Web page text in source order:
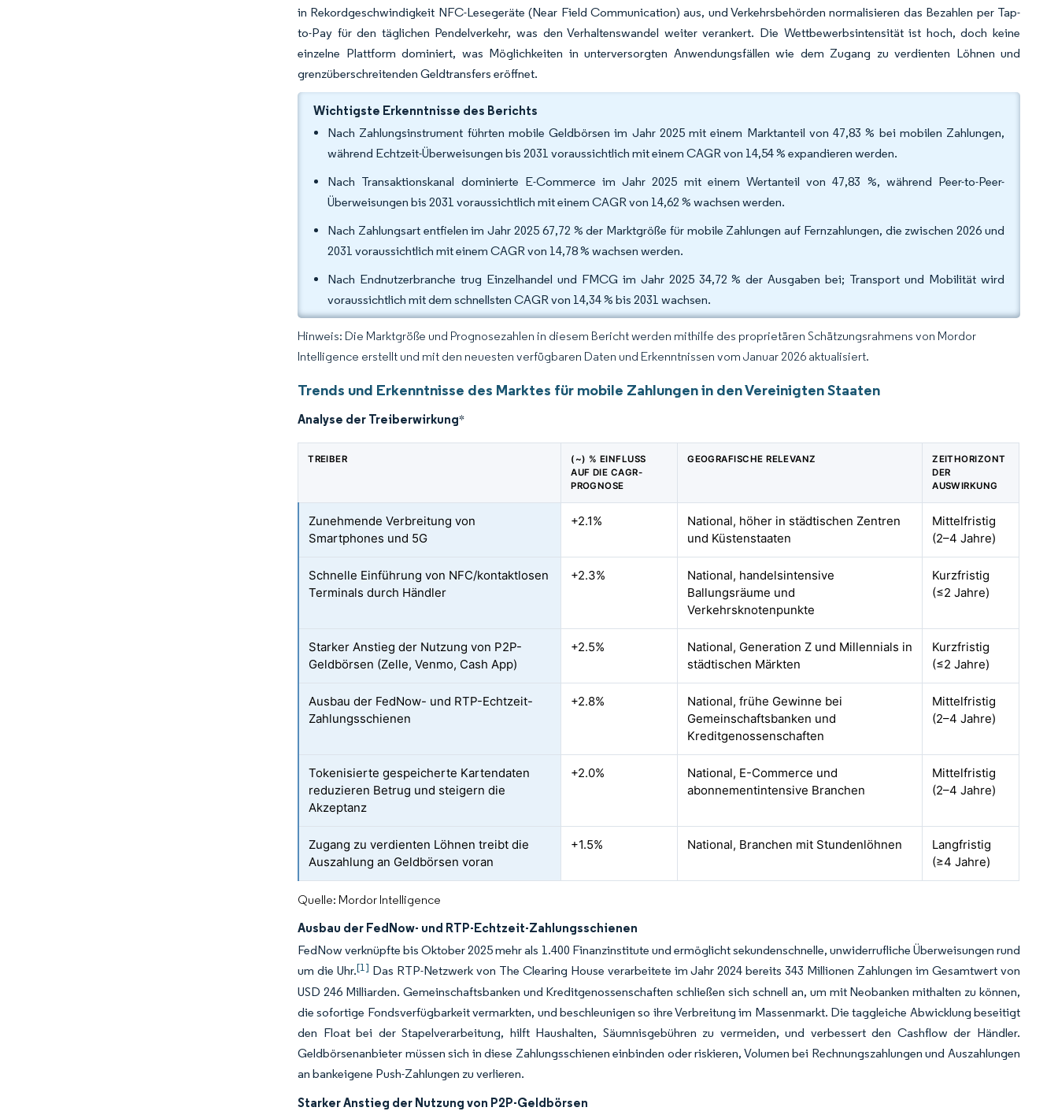
in Rekordgeschwindigkeit NFC-Lesegeräte (Near Field Communication) aus, und Verkehrsbehörden normalisieren das Bezahlen per Tap-
to-Pay für den täglichen Pendelverkehr, was den Verhaltenswandel weiter verankert. Die Wettbewerbsintensität ist hoch, doch keine
einzelne Plattform dominiert, was Möglichkeiten in unterversorgten Anwendungsfällen wie dem Zugang zu verdienten Löhnen und
grenzüberschreitenden Geldtransfers eröffnet.
Wichtigste Erkenntnisse des Berichts
Nach Zahlungsinstrument führten mobile Geldbörsen im Jahr 2025 mit einem Marktanteil von 47,83 % bei mobilen Zahlungen,
während Echtzeit-Überweisungen bis 2031 voraussichtlich mit einem CAGR von 14,54 % expandieren werden.
Nach Transaktionskanal dominierte E-Commerce im Jahr 2025 mit einem Wertanteil von 47,83 %, während Peer-to-Peer-
Überweisungen bis 2031 voraussichtlich mit einem CAGR von 14,62 % wachsen werden.
Nach Zahlungsart entfielen im Jahr 2025 67,72 % der Marktgröße für mobile Zahlungen auf Fernzahlungen, die zwischen 2026 und
2031 voraussichtlich mit einem CAGR von 14,78 % wachsen werden.
Nach Endnutzerbranche trug Einzelhandel und FMCG im Jahr 2025 34,72 % der Ausgaben bei; Transport und Mobilität wird
voraussichtlich mit dem schnellsten CAGR von 14,34 % bis 2031 wachsen.
Hinweis: Die Marktgröße und Prognosezahlen in diesem Bericht werden mithilfe des proprietären Schätzungsrahmens von Mordor
Intelligence erstellt und mit den neuesten verfügbaren Daten und Erkenntnissen vom Januar 2026 aktualisiert.
Trends und Erkenntnisse des Marktes für mobile Zahlungen in den Vereinigten Staaten
Analyse der Treiberwirkung*
TREIBER
(~) % EINFLUSS
AUF DIE CAGR-
PROGNOSE
GEOGRAFISCHE RELEVANZ
ZEITHORIZONT
DER
AUSWIRKUNG
Zunehmende Verbreitung von
Smartphones und 5G
+2.1%
National, höher in städtischen Zentren
und Küstenstaaten
Mittelfristig
(2–4 Jahre)
Schnelle Einführung von NFC/kontaktlosen
Terminals durch Händler
+2.3%
National, handelsintensive
Ballungsräume und
Verkehrsknotenpunkte
Kurzfristig
(≤2 Jahre)
Starker Anstieg der Nutzung von P2P-
Geldbörsen (Zelle, Venmo, Cash App)
+2.5%
National, Generation Z und Millennials in
städtischen Märkten
Kurzfristig
(≤2 Jahre)
Ausbau der FedNow- und RTP-Echtzeit-
Zahlungsschienen
+2.8%
National, frühe Gewinne bei
Gemeinschaftsbanken und
Kreditgenossenschaften
Mittelfristig
(2–4 Jahre)
Tokenisierte gespeicherte Kartendaten
reduzieren Betrug und steigern die
Akzeptanz
+2.0%
National, E-Commerce und
abonnementintensive Branchen
Mittelfristig
(2–4 Jahre)
Zugang zu verdienten Löhnen treibt die
Auszahlung an Geldbörsen voran
+1.5% National, Branchen mit Stundenlöhnen
Langfristig
(≥4 Jahre)
Quelle: Mordor Intelligence
Ausbau der FedNow- und RTP-Echtzeit-Zahlungsschienen
FedNow verknüpfte bis Oktober 2025 mehr als 1.400 Finanzinstitute und ermöglicht sekundenschnelle, unwiderrufliche Überweisungen rund
um die Uhr.[1] Das RTP-Netzwerk von The Clearing House verarbeitete im Jahr 2024 bereits 343 Millionen Zahlungen im Gesamtwert von
USD 246 Milliarden. Gemeinschaftsbanken und Kreditgenossenschaften schließen sich schnell an, um mit Neobanken mithalten zu können,
die sofortige Fondsverfügbarkeit vermarkten, und beschleunigen so ihre Verbreitung im Massenmarkt. Die taggleiche Abwicklung beseitigt
den Float bei der Stapelverarbeitung, hilft Haushalten, Säumnisgebühren zu vermeiden, und verbessert den Cashflow der Händler.
Geldbörsenanbieter müssen sich in diese Zahlungsschienen einbinden oder riskieren, Volumen bei Rechnungszahlungen und Auszahlungen
an bankeigene Push-Zahlungen zu verlieren.
Starker Anstieg der Nutzung von P2P-Geldbörsen